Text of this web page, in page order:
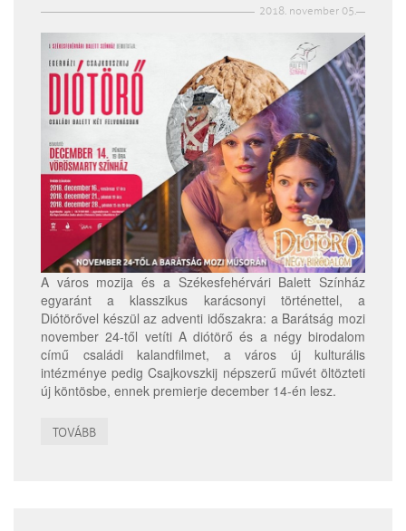
2018. november 05.
A város mozija és a Székesfehérvári Balett Színház
egyaránt a klasszikus karácsonyi történettel, a
Diótörővel készül az adventi időszakra: a Barátság mozi
november 24-től vetíti A diótörő és a négy birodalom
című családi kalandfilmet, a város új kulturális
intézménye pedig Csajkovszkij népszerű művét öltözteti
új köntösbe, ennek premierje december 14-én lesz.
TOVÁBB